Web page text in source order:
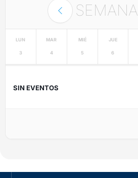
SEMANA
LUN
3
MAR
4
MIÉ
5
JUE
6
SIN EVENTOS